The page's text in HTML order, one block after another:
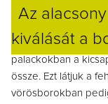
Az
kiválását a
palackokban a
össze. Ezt látjuk a
vörösborokban